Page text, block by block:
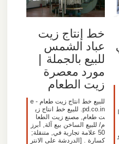
خط إنتاج زيت
عباد الشمس
للبيع بالجملة |
مورد معصرة
زيت الطعام
للبيع خط انتاج زيت طعام - e
pd.co.in. للبيع خط انتاج زي
ت طعام, مصنع زيت الطعا
م/ للبيع الساخن بيع آلة, أبرز
50 علامة تجارية في, متنقلة;
كسارة . [الدردشة على الانتر